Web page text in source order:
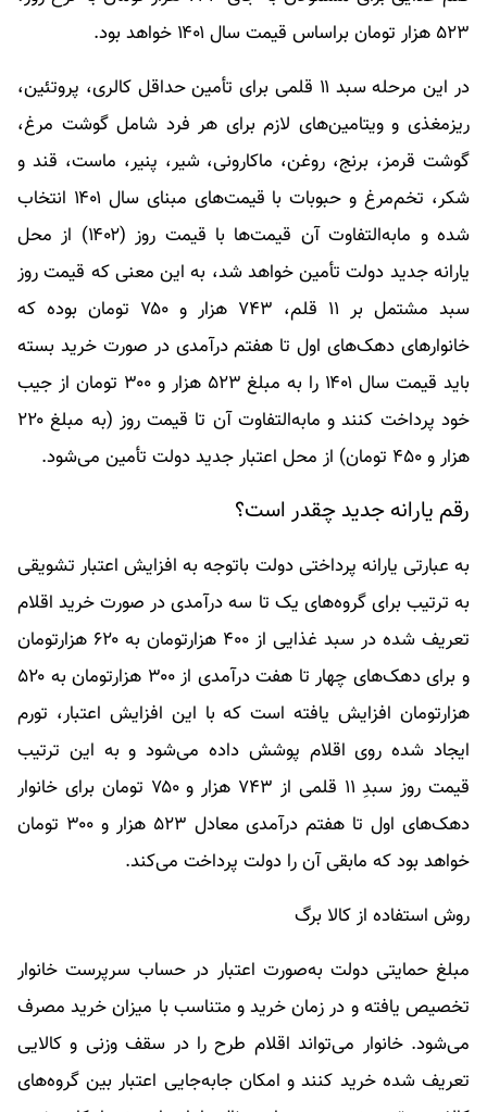
۵۲۳ هزار تومان براساس قیمت سال ۱۴۰۱ خواهد بود.
در این مرحله سبد ۱۱ قلمی برای تأمین حداقل کالری، پروتئین،
ریزمغذی و ویتامین‌های لازم برای هر فرد شامل گوشت مرغ،
گوشت قرمز، برنج، روغن، ماکارونی، شیر، پنیر، ماست، قند و
شکر، تخم‌مرغ و حبوبات با قیمت‌های مبنای سال ۱۴۰۱ انتخاب
شده و مابه‌التفاوت آن قیمت‌ها با قیمت روز (۱۴۰۲) از محل
یارانه جدید دولت تأمین خواهد شد، به این معنی که قیمت روز
سبد مشتمل بر ١١ قلم، ۷۴۳ هزار و ۷۵۰ تومان بوده که
خانوارهای دهک‌های اول تا هفتم درآمدی در صورت خرید بسته
باید قیمت سال ۱۴۰۱ را به مبلغ ۵۲۳ هزار و ۳۰۰ تومان از جیب
خود پرداخت کنند و مابه‌التفاوت آن تا قیمت روز (به مبلغ ۲۲۰
هزار و ۴۵۰ تومان) از محل اعتبار جدید دولت تأمین می‌شود.
رقم یارانه جدید چقدر است؟
به عبارتی یارانه پرداختی دولت باتوجه به افزایش اعتبار تشویقی
به ترتیب برای گروه‌های یک تا سه درآمدی در صورت خرید اقلام
تعریف شده در سبد غذایی از ۴۰۰ هزارتومان به ۶۲۰ هزارتومان
و برای دهک‌های چهار تا هفت درآمدی از ۳۰۰ هزارتومان به ۵۲۰
هزارتومان افزایش یافته است که با این افزایش اعتبار، تورم
ایجاد شده روی اقلام پوشش داده می‌شود و به این ترتیب
قیمت روز سبدِ ١١ قلمی از ۷۴۳ هزار و ۷۵۰ تومان برای خانوار
دهک‌های اول تا هفتم درآمدی معادل ۵۲۳ هزار و ۳۰۰ تومان
خواهد بود که مابقی آن را دولت پرداخت می‌کند.
روش استفاده از کالا برگ
مبلغ حمایتی دولت به‌صورت اعتبار در حساب سرپرست خانوار
تخصیص یافته و در زمان خرید و متناسب با میزان خرید مصرف
می‌شود. خانوار می‌تواند اقلام طرح را در سقف وزنی و کالایی
تعریف شده خرید کنند و امکان جابه‌جایی اعتبار بین گروه‌های